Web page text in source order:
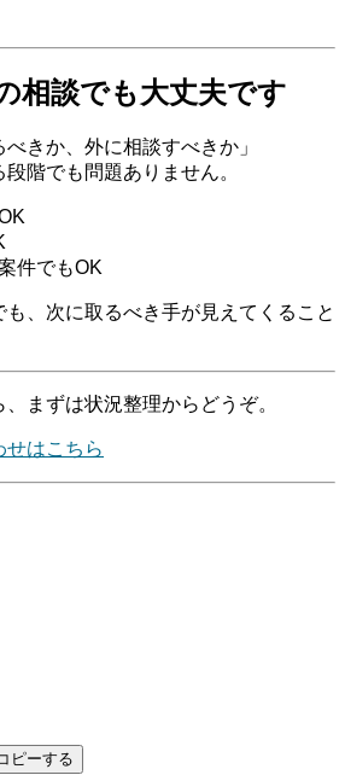
相談でも大丈夫です
べきか、外に相談すべきか」
階でも問題ありません。
件でもOK
、次に取るべき手が見えてくること
まずは状況整理からどうぞ。
せはこちら
ピーする